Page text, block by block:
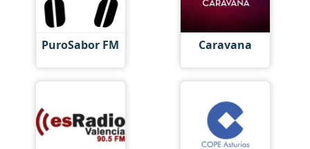
PuroSabor FM Caravana